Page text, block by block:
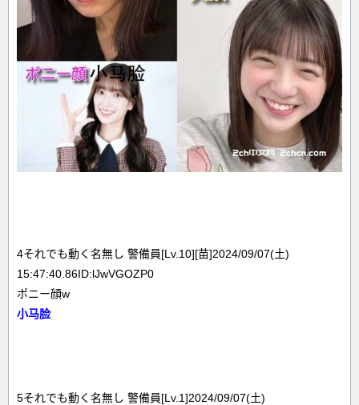
4それでも動く名無し 警備員[Lv.10][苗]2024/09/07(土)
15:47:40.86ID:lJwVGOZP0
ポニー顔w
小马脸
5それでも動く名無し 警備員[Lv.1]2024/09/07(土)